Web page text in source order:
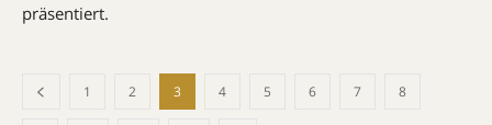
präsentiert.
1 2 3 4 5 6 7 8